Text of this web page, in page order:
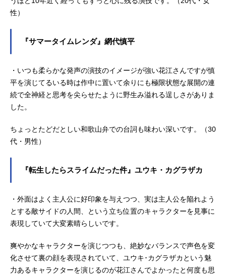
性）
『サマータイムレンダ』網代慎平
・いつも柔らかな発声の演技のイメージが強い花江さんですが慎
平を演じてるいる時は作中に置いて余りにも極限状態な展開の連
続で全神経と思考を尖らせたように野生み溢れる逞しさがありま
した。
ちょっとたどだとしい和歌山弁での台詞も味わい深いです。（30
代・男性）
『転生したらスライムだった件』ユウキ・カグラザカ
・外面はよく主人公に好印象を与えつつ、実は主人公を陥れよう
とする敵サイドの人間、という立ち位置のキャラクターを見事に
表現していて大変素晴らしいです。
爽やかなキャラクターを演じつつも、絶妙なバランスで声色を変
化させて裏の顔を表現されていて、ユウキ･カグラザカという魅
力あるキャラクターを演じるのが花江さんでよかったと何度も思